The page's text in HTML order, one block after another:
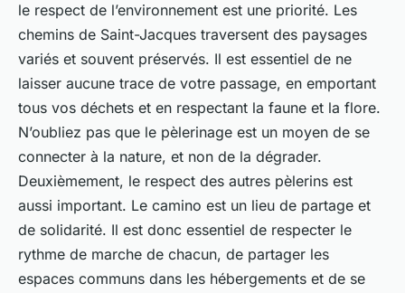
le respect de l’environnement est une priorité. Les
chemins de Saint-Jacques traversent des paysages
variés et souvent préservés. Il est essentiel de ne
laisser aucune trace de votre passage, en emportant
tous vos déchets et en respectant la faune et la flore.
N’oubliez pas que le pèlerinage est un moyen de se
connecter à la nature, et non de la dégrader.
Deuxièmement, le respect des autres pèlerins est
aussi important. Le camino est un lieu de partage et
de solidarité. Il est donc essentiel de respecter le
rythme de marche de chacun, de partager les
espaces communs dans les hébergements et de se